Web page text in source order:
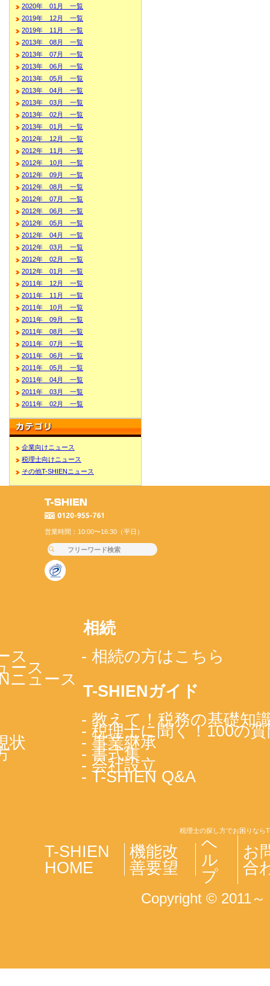
2020年 01月 一覧
2019年 12月 一覧
2019年 11月 一覧
2013年 08月 一覧
2013年 07月 一覧
2013年 06月 一覧
2013年 05月 一覧
2013年 04月 一覧
2013年 03月 一覧
2013年 02月 一覧
2013年 01月 一覧
2012年 12月 一覧
2012年 11月 一覧
2012年 10月 一覧
2012年 09月 一覧
2012年 08月 一覧
2012年 07月 一覧
2012年 06月 一覧
2012年 05月 一覧
2012年 04月 一覧
2012年 03月 一覧
2012年 02月 一覧
2012年 01月 一覧
2011年 12月 一覧
2011年 11月 一覧
2011年 10月 一覧
2011年 09月 一覧
2011年 08月 一覧
2011年 07月 一覧
2011年 06月 一覧
2011年 05月 一覧
2011年 04月 一覧
2011年 03月 一覧
2011年 02月 一覧
企業向けニュース
税理士向けニュース
その他T-SHIENニュース
営業時間：10:00〜16:30（平日）
ス
ース
ニュース
状
相続
- 相続の方はこちら
T-SHIENガイド
- 教えて！税務の基礎知
- 税理士に聞く！100の
- 事業継承
- 書式集
- 会社設立
- T-SHIEN Q&A
税理士の探し方でお困りなら
T-SHIEN
HOME
機能改
善要望
ヘ
ル
プ
お
合
Copyright © 2011